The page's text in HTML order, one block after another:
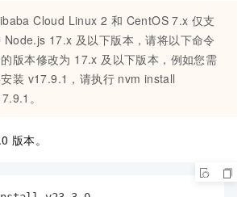
Cloud Linux 2 和 CentOS 7.x 仅支
Node.js 17.x 及以下版本，请将以下命令
版本修改为 17.x 及以下版本，例如您需
装 v17.9.1，请执行 nvm install
。
版本。